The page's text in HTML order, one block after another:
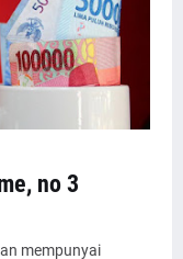
no 3
mempunyai